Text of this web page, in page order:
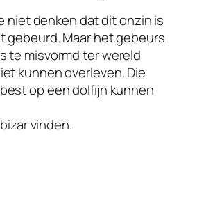
niet denken dat dit onzin is
gebeurd. Maar het gebeurs
te misvormd ter wereld
kunnen overleven. Die
op een dolfijn kunnen
vinden.